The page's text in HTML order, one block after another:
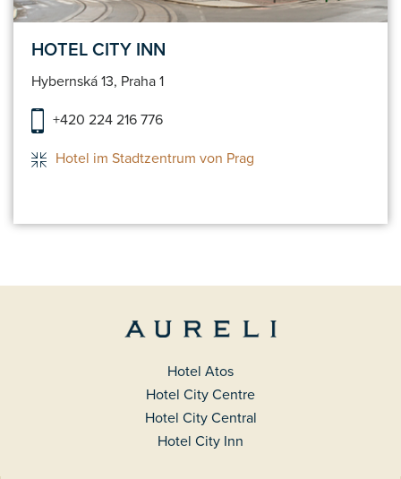
HOTEL CITY INN
Hybernská 13, Praha 1
+420 224 216 776
Hotel im Stadtzentrum von Prag
Hotel Atos
Hotel City Centre
Hotel City Central
Hotel City Inn